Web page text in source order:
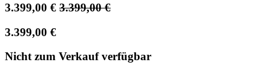
3.399,00 € 3.399,00€
3.399,00 €
Nicht zum Verkauf verfügbar